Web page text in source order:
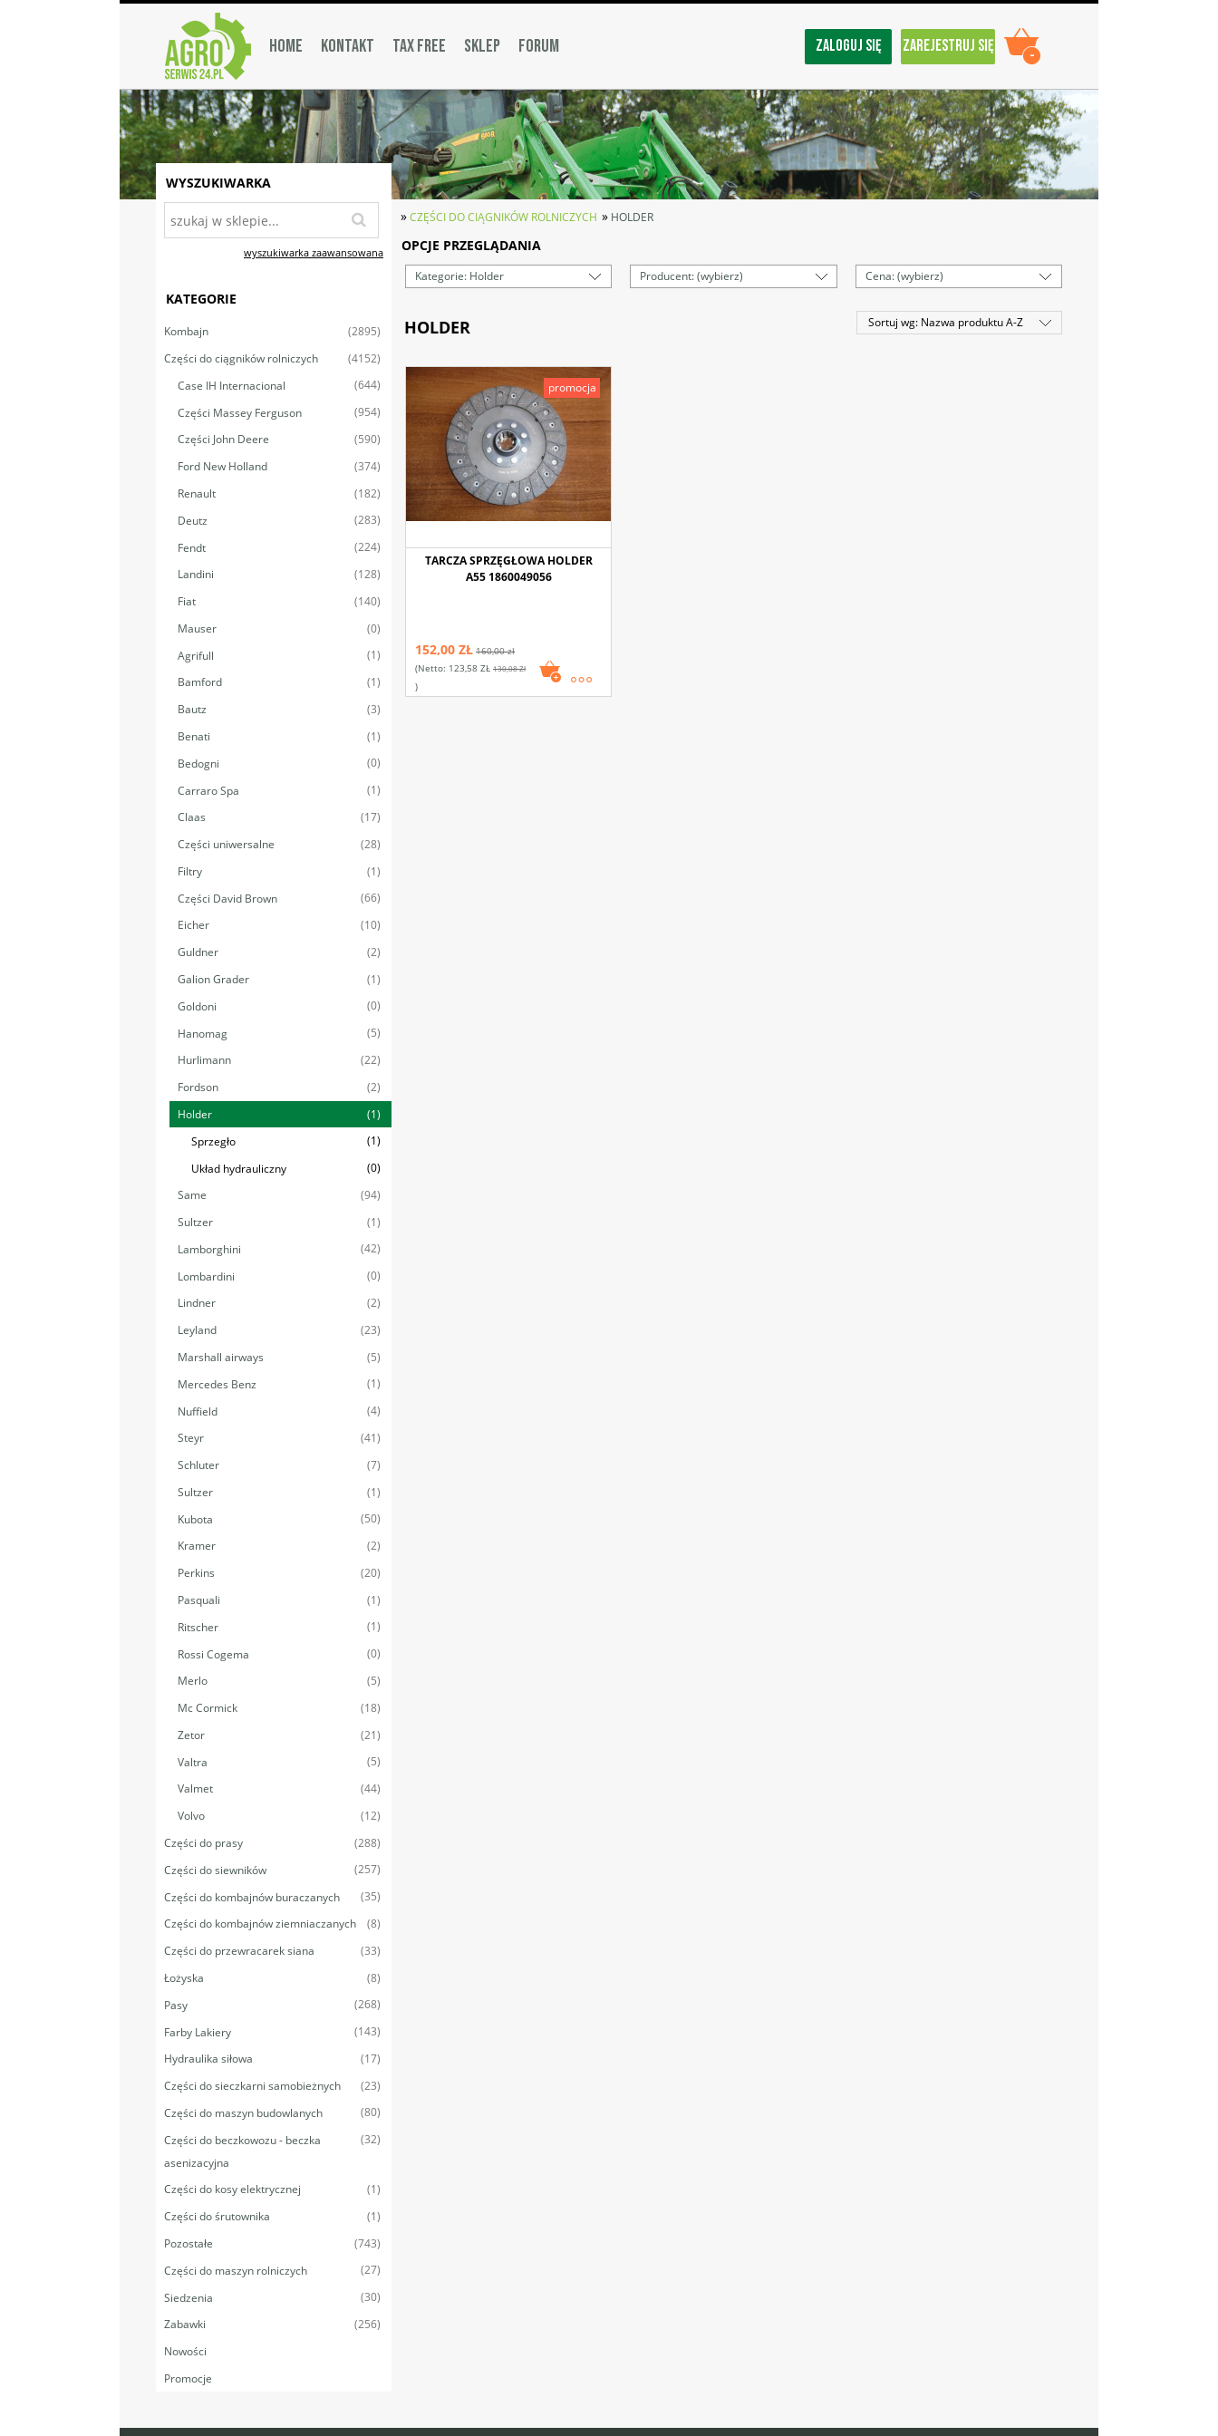
HOME KONTAKT TAX FREE SKLEP FORUM ZALOGUJ SIĘ ZAREJESTRUJ SIĘ
-
WYSZUKIWARKA
wyszukiwarka zaawansowana
KATEGORIE
Kombajn
(2895)
Części do ciągników rolniczych
(4152)
Case IH Internacional
(644)
Części Massey Ferguson
(954)
Części John Deere
(590)
Ford New Holland
(374)
Renault
(182)
Deutz
(283)
Fendt
(224)
Landini
(128)
Fiat
(140)
Mauser
(0)
Agrifull
(1)
Bamford
(1)
Bautz
(3)
Benati
(1)
Bedogni
(0)
Carraro Spa
(1)
Claas
(17)
Części uniwersalne
(28)
Filtry
(1)
Części David Brown
(66)
Eicher
(10)
Guldner
(2)
Galion Grader
(1)
Goldoni
(0)
Hanomag
(5)
Hurlimann
(22)
Fordson
(2)
Holder
(1)
Sprzegło
(1)
Układ hydrauliczny
(0)
Same
(94)
Sultzer
(1)
Lamborghini
(42)
Lombardini
(0)
Lindner
(2)
Leyland
(23)
Marshall airways
(5)
Mercedes Benz
(1)
Nuffield
(4)
Steyr
(41)
Schluter
(7)
Sultzer
(1)
Kubota
(50)
Kramer
(2)
Perkins
(20)
Pasquali
(1)
Ritscher
(1)
Rossi Cogema
(0)
Merlo
(5)
Mc Cormick
(18)
Zetor
(21)
Valtra
(5)
Valmet
(44)
Volvo
(12)
Części do prasy
(288)
Części do siewników
(257)
Części do kombajnów buraczanych
(35)
Części do kombajnów ziemniaczanych
(8)
Części do przewracarek siana
(33)
Łożyska
(8)
Pasy
(268)
Farby Lakiery
(143)
Hydraulika siłowa
(17)
Części do sieczkarni samobieżnych
(23)
Części do maszyn budowlanych
(80)
Części do beczkowozu - beczka
asenizacyjna
(32)
Części do kosy elektrycznej
(1)
Części do śrutownika
(1)
Pozostałe
(743)
Części do maszyn rolniczych
(27)
Siedzenia
(30)
Zabawki
(256)
Nowości
Promocje
»CZĘŚCI DO CIĄGNIKÓW ROLNICZYCH » HOLDER
OPCJE PRZEGLĄDANIA
Kategorie: Holder Producent: (wybierz) Cena: (wybierz)
HOLDER Sortuj wg: Nazwa produktu A-Z
TARCZA SPRZĘGŁOWA HOLDER
A55 1860049056
152,00 ZŁ 160,00 zł
(netto: 123,58 ZŁ 130,08 Zł
)
promocja